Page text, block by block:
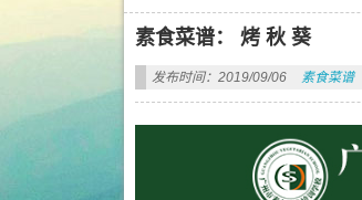
素食菜谱： 烤 秋 葵
发布时间：2019/09/06 素食菜谱